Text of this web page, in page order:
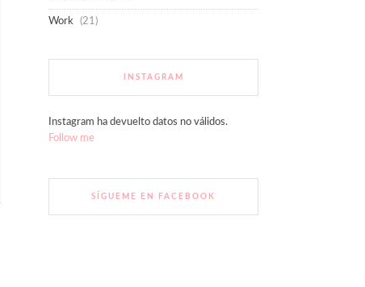
Work (21)
INSTAGRAM
Instagram ha devuelto datos no válidos.
Follow me
SÍGUEME EN FACEBOOK